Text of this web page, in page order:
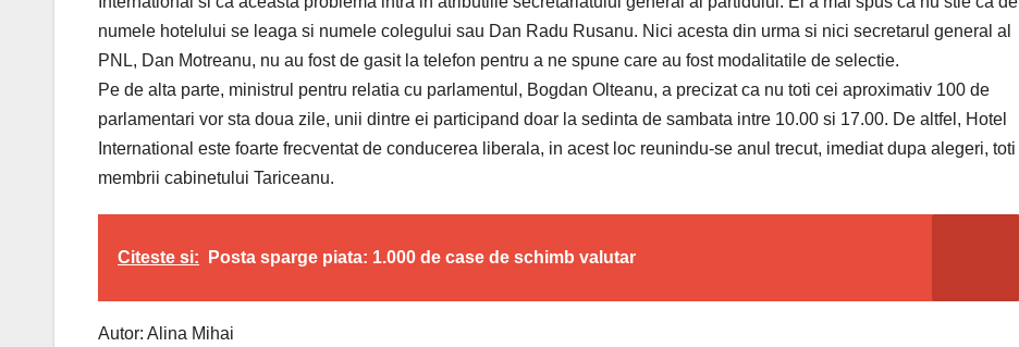
numele hotelului se leaga si numele colegului sau Dan Radu Rusanu. Nici acesta din urma si nici secretarul general al
PNL, Dan Motreanu, nu au fost de gasit la telefon pentru a ne spune care au fost modalitatile de selectie.
Pe de alta parte, ministrul pentru relatia cu parlamentul, Bogdan Olteanu, a precizat ca nu toti cei aproximativ 100 de
parlamentari vor sta doua zile, unii dintre ei participand doar la sedinta de sambata intre 10.00 si 17.00. De altfel, Hotel
International este foarte frecventat de conducerea liberala, in acest loc reunindu-se anul trecut, imediat dupa alegeri, toti
membrii cabinetului Tariceanu.
Citeste si: Posta sparge piata: 1.000 de case de schimb valutar
Autor: Alina Mihai